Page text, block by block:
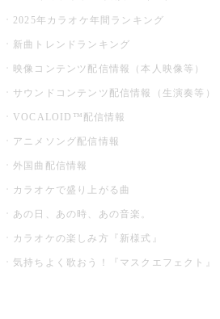
2025年カラオケ年間ランキング
新曲トレンドランキング
映像コンテンツ配信情報（本人映像等）
サウンドコンテンツ配信情報（生演奏等）
VOCALOID™配信情報
アニメソング配信情報
外国曲配信情報
カラオケで盛り上がる曲
あの日、あの時、あの音楽。
カラオケの楽しみ方『新様式』
気持ちよく歌おう！『マスクエフェクト』